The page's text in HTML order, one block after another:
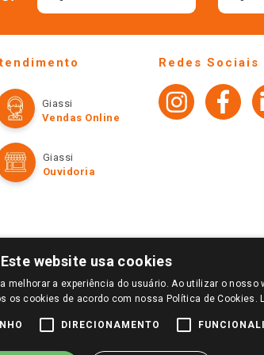
Giassi
Vendas Online
Giassi
Ouvidoria
Redes Sociais
DE SUA PREFERÊNCIA. SOMENTE APÓS O LOGIN, OS PREÇOS
PARA COMPRAS REALIZADAS NO GIASSI.COM.BR E NA LOJA
DE BUSCAS.
Este website usa cookies
melhorar a experiência do usuário. Ao utilizar o nosso
os cookies de acordo com nossa Política de Cookies.
DIRECIONAMENTO